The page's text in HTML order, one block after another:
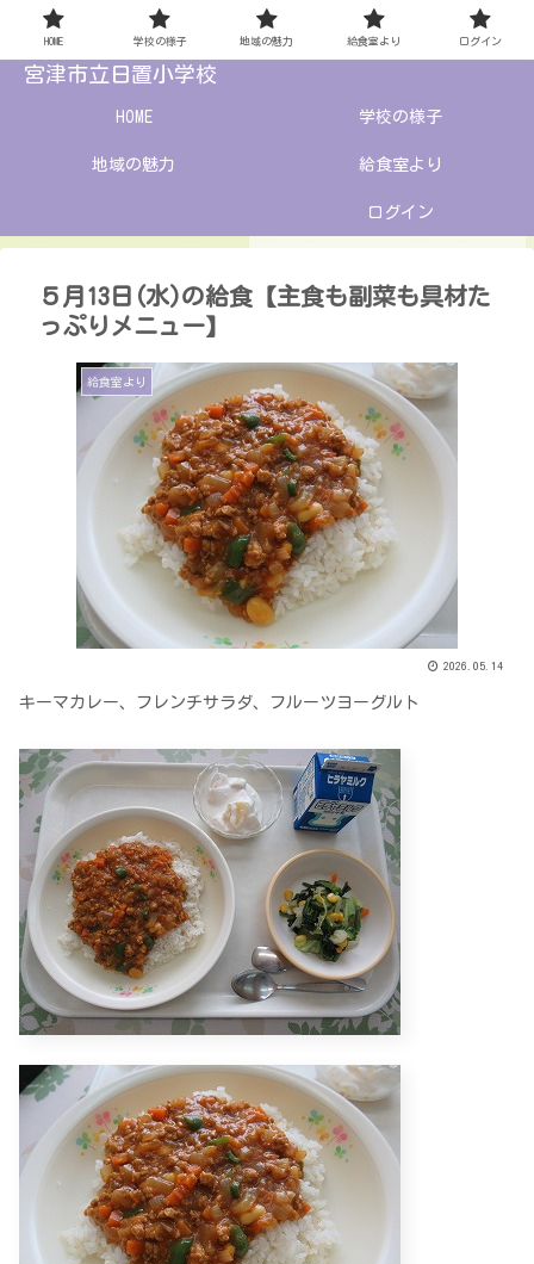
宮津市立日置小学校
HOME 学校の様子
地域の魅力 給食室より
ログイン
５月13日(水)の給食【主食も副菜も具材た
っぷりメニュー】
給食室より
2026.05.14
キーマカレー、フレンチサラダ、フルーツヨーグルト
HOME 学校の様子 地域の魅力 給食室より ログイン